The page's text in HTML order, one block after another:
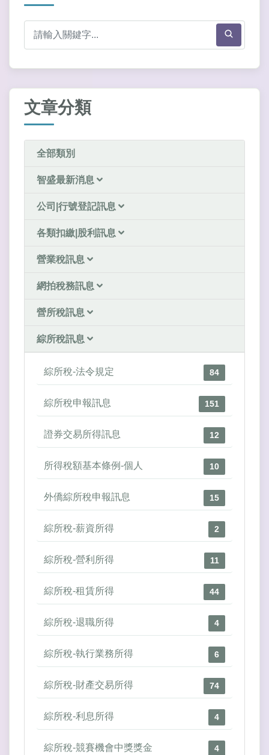
文章分類
全部類別
智盛最新消息
公司|行號登記訊息
各類扣繳|股利訊息
營業稅訊息
網拍稅務訊息
營所稅訊息
綜所稅訊息
綜所稅-法令規定 84
綜所稅申報訊息 151
證券交易所得訊息 12
所得稅額基本條例-個人 10
外僑綜所稅申報訊息 15
綜所稅-薪資所得 2
綜所稅-營利所得 11
綜所稅-租賃所得 44
綜所稅-退職所得 4
綜所稅-執行業務所得 6
綜所稅-財產交易所得 74
綜所稅-利息所得 4
綜所稅-競賽機會中獎獎金 4